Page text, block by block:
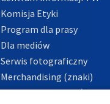
Komisja Etyki
Program dla prasy
Dla mediów
Serwis fotograficzny
Merchandising (znaki)
Polityka Prywatności